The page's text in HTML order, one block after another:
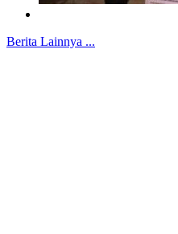
Berita Lainnya ...